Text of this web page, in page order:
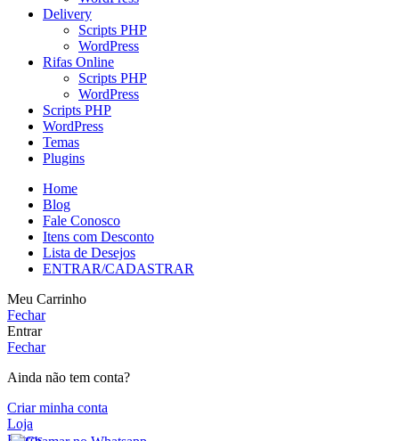
Delivery
Scripts PHP
WordPress
Rifas Online
Scripts PHP
WordPress
Scripts PHP
WordPress
Temas
Plugins
Home
Blog
Fale Conosco
Itens com Desconto
Lista de Desejos
ENTRAR/CADASTRAR
Meu Carrinho
Fechar
Entrar
Fechar
Ainda não tem conta?
Criar minha conta
Loja